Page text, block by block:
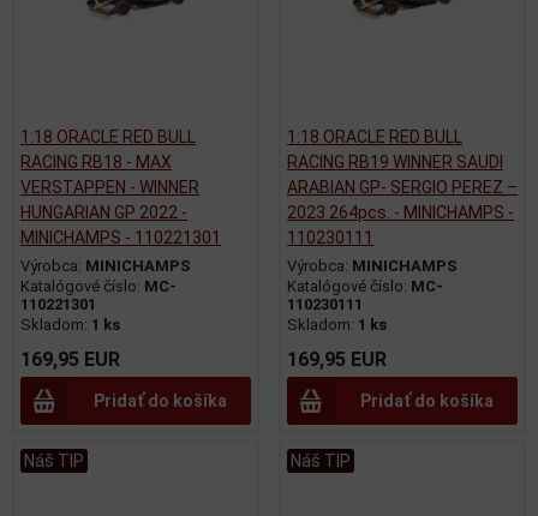
1:18 ORACLE RED BULL
RACING RB18 - MAX
VERSTAPPEN - WINNER
HUNGARIAN GP 2022 -
MINICHAMPS - 110221301
Výrobca: MINICHAMPS
Katalógové číslo: MC-
110221301
Skladom: 1 ks
169,95 EUR
Pridať do košíka
1:18 ORACLE RED BULL
RACING RB19 WINNER SAUDI
ARABIAN GP- SERGIO PEREZ –
2023 264pcs. - MINICHAMPS -
110230111
Výrobca: MINICHAMPS
Katalógové číslo: MC-
110230111
Skladom: 1 ks
169,95 EUR
Pridať do košíka
Náš TIP Náš TIP